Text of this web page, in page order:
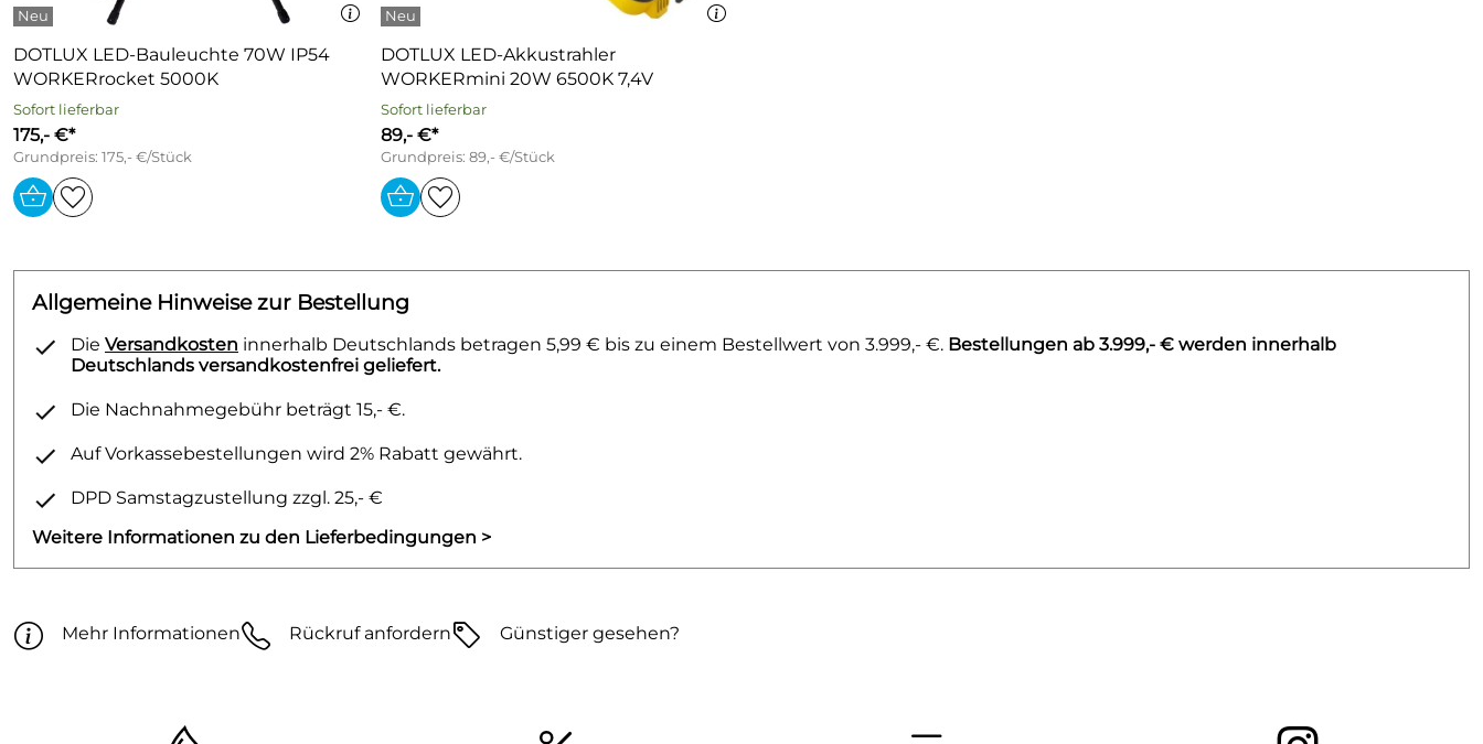
DOTLUX LED-Bauleuchte 70W IP54
WORKERrocket 5000K
Sofort lieferbar
175,- €*
Grundpreis: 175,- €/Stück
DOTLUX LED-Akkustrahler
WORKERmini 20W 6500K 7,4V
Sofort lieferbar
89,- €*
Grundpreis: 89,- €/Stück
Allgemeine Hinweise zur Bestellung
Die Versandkosten innerhalb Deutschlands betragen 5,99 € bis zu einem Bestellwert von 3.999,- €. Bestellungen ab 3.999,- € werden innerhalb
Deutschlands versandkostenfrei geliefert.
Die Nachnahmegebühr beträgt 15,- €.
Auf Vorkassebestellungen wird 2% Rabatt gewährt.
DPD Samstagzustellung zzgl. 25,- €
Weitere Informationen zu den Lieferbedingungen >
Mehr Informationen Rückruf anfordern Günstiger gesehen?